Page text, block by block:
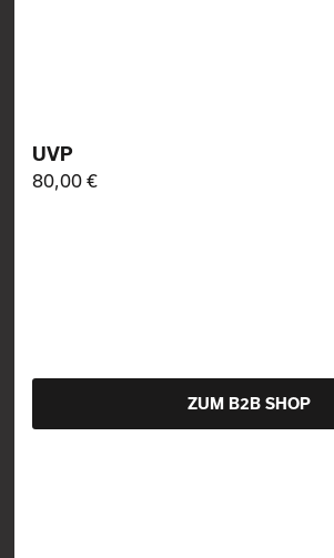
UVP
80,00 €
ZUM B2B SHOP